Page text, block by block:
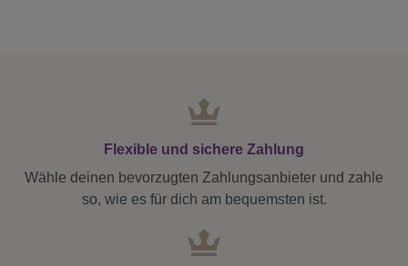
Flexible und sichere Zahlung
Wähle deinen bevorzugten Zahlungsanbieter und zahle
so, wie es für dich am bequemsten ist.